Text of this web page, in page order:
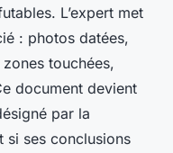
L’expert met
: photos datées,
touchées,
document devient
par la
si ses conclusions